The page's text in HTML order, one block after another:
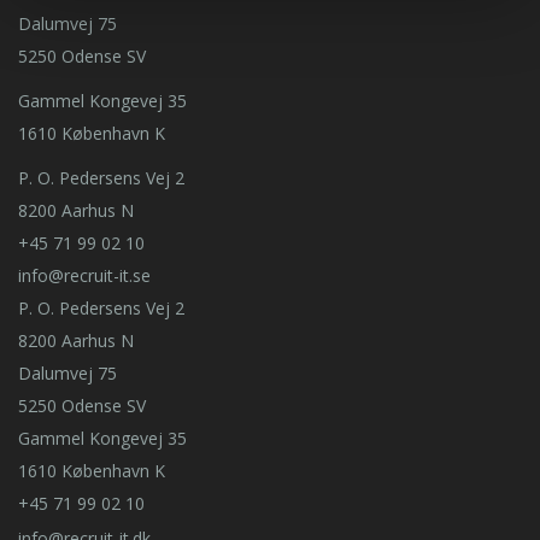
Dalumvej 75
5250 Odense SV
Gammel Kongevej 35
1610 København K
P. O. Pedersens Vej 2
8200 Aarhus N
+45 71 99 02 10
info@recruit-it.se
P. O. Pedersens Vej 2
8200 Aarhus N
Dalumvej 75
5250 Odense SV
Gammel Kongevej 35
1610 København K
+45 71 99 02 10